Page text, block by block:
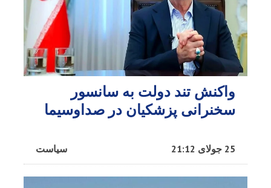
واکنش تند دولت به سانسور
سخنرانی پزشکیان در صداوسیما
سیاست 25 جولای 21:12